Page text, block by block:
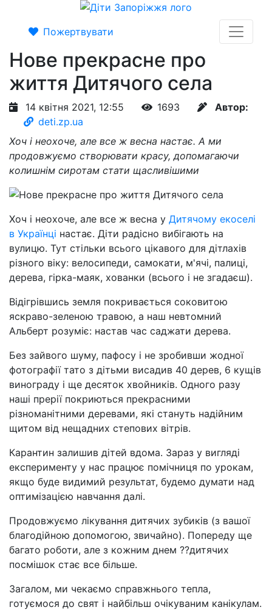
Пожертвувати
Нове прекрасне про
життя Дитячого села
14 квітня 2021, 12:55 1693
Автор:
deti.zp.ua
Хоч і неохоче, але все ж весна настає. А ми
продовжуємо створювати красу, допомагаючи
колишнім сиротам стати щасливішими
Хоч і неохоче, але все ж весна у Дитячому екоселі
в Українці настає. Діти радісно вибігають на
вулицю. Тут стільки всього цікавого для дітлахів
різного віку: велосипеди, самокати, м'ячі, палиці,
дерева, гірка-маяк, хованки (всього і не згадаєш).
Відігрівшись земля покривається соковитою
яскраво-зеленою травою, а наш невтомний
Альберт розуміє: настав час саджати дерева.
Без зайвого шуму, пафосу і не зробивши жодної
фотографії тато з дітьми висадив 40 дерев, 6 кущів
винограду і ще десяток хвойників. Одного разу
наші прерії покриються прекрасними
різноманітними деревами, які стануть надійним
щитом від нещадних степових вітрів.
Карантин залишив дітей вдома. Зараз у вигляді
експерименту у нас працює помічниця по урокам,
якщо буде видимий результат, будемо думати над
оптимізацією навчання далі.
Продовжуємо лікування дитячих зубиків (з вашої
благодійною допомогою, звичайно). Попереду ще
багато роботи, але з кожним днем ??дитячих
посмішок стає все більше.
Загалом, ми чекаємо справжнього тепла,
готуємося до свят і найбільш очікуваним канікулам.